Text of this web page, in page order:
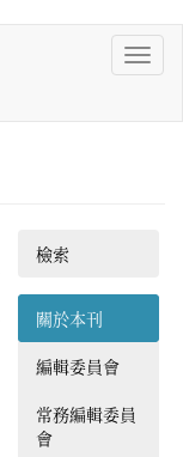
檢索
關於本刊
編輯委員會
常務編輯委員
會